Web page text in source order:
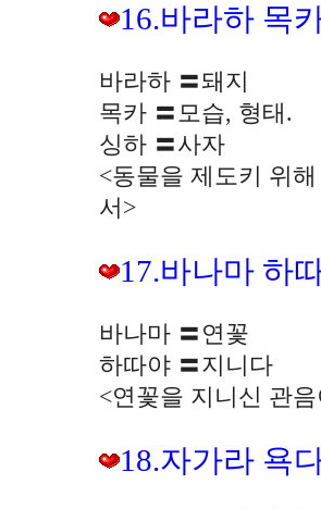
16.바라하 목
바라하 〓돼지
목카 〓모습, 형태.
싱하 〓사자
<동물을 제도키 위
서>
17.바나마 하
바나마 〓연꽃
하따야 〓지니다
<연꽃을 지니신 관
18.자가라 욕